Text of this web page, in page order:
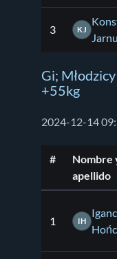
3 KJ
Gi;
+55kg
2024-12-14
#
Nombre
apellido
1 IH